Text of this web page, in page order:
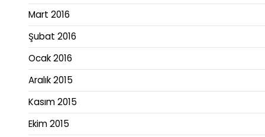
Mart 2016
Şubat 2016
Ocak 2016
Aralık 2015
Kasım 2015
Ekim 2015